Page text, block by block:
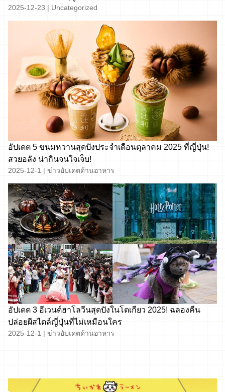
2025-12-23 | Uncategorized
อัปเดต 5 ขนมหวานสุดปังประจำเดือนตุลาคม 2025 ที่ญี่ปุ่น!
สวยอลัง น่ากินจนใจเจ็บ!
2025-12-1 | ข่าวอัปเดตด้านอาหาร
อัปเดต 3 อีเวนต์ฮาโลวีนสุดปังในโตเกียว 2025! ฉลองคืน
ปล่อยผีสไตล์ญี่ปุ่นที่ไม่เหมือนใคร
2025-12-1 | ข่าวอัปเดตด้านอาหาร